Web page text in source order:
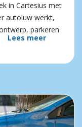
in Cartesius met
autoluw werkt,
parkeren
Lees meer